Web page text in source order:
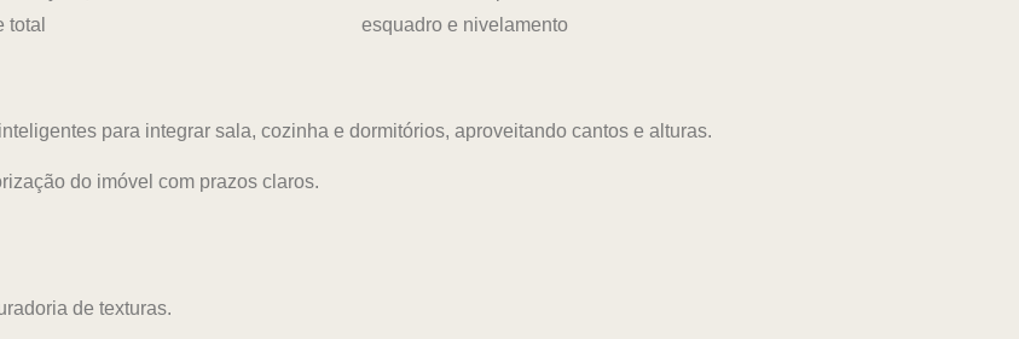
total
esquadro e nivelamento
para integrar sala, cozinha e dormitórios, aproveitando cantos e alturas.
do imóvel com prazos claros.
de texturas.